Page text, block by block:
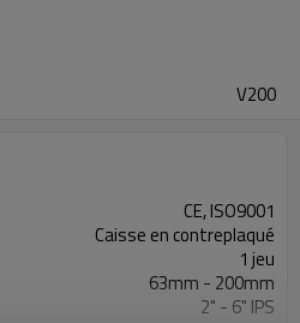
V200
CE, ISO9001
Caisse en contreplaqué
1 jeu
63mm - 200mm
2" - 6" IPS